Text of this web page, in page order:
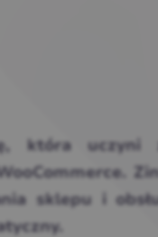
która uczyni
sklepu i